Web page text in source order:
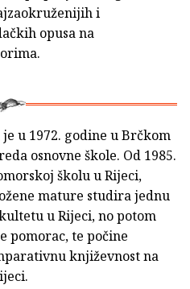
i
opusa na
u 1972. godine u Brčkom
osnovne škole. Od 1985.
školu u Rijeci,
mature studira jednu
u Rijeci, no potom
pomorac, te počine
književnost na